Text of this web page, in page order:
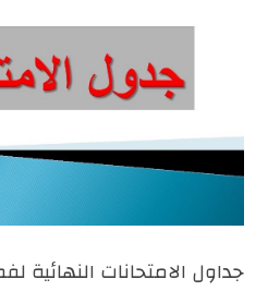
جداول الامتحانات النهائية لفصل